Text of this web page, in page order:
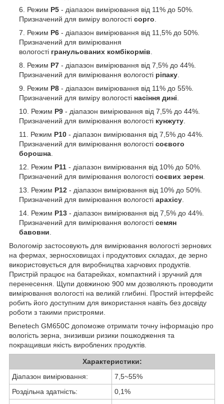
Режим Р5 - діапазон вимірювання від 11% до 50%.
Призначений для виміру вологості сорго
Режим Р6 - діапазон вимірювання від 11,5% до 50%.
Призначений для вимірювання
вологості гранульованих комбікормів
Режим Р7 - діапазон вимірювання від 7,5% до 44%.
Призначений для вимірювання вологості ріпаку
Режим Р8 - діапазон вимірювання від 11% до 55%.
Призначений для виміру вологості насіння дині
Режим Р9 - діапазон вимірювання від 7,5% до 44%.
Призначений для вимірювання вологості кунжуту
Режим Р10 - діапазон вимірювання від 7,5% до 44%.
Призначений для вимірювання вологості соєвого
борошна
Режим Р11 - діапазон вимірювання від 10% до 50%.
Призначений для вимірювання вологості соєвих зерен
Режим Р12 - діапазон вимірювання від 10% до 50%.
Призначений для вимірювання вологості арахісу
Режим Р13 - діапазон вимірювання від 7,5% до 44%.
Призначений для вимірювання вологості семян
бавовни
Вологомір застосовують для вимірювання вологості зернових
на фермах, зерносховищах і продуктових складах, де зерно
використовується для виробництва харчових продуктів.
Пристрій працює на батарейках, компактний і зручний для
перенесення. Щупи довжиною 900 мм дозволяють проводити
вимірювання вологості на великій глибині. Простий інтерфейс
робить його доступним для використання навіть без досвіду
роботи з такими пристроями.
Benetech GM650C допоможе отримати точну інформацію про
вологість зерна, знизивши ризики пошкодження та
покращивши якість вироблених продуктів.
Характеристики:
Діапазон вимірювання:
7,5~55%
Роздільна здатність:
0,1%